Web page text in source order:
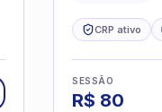
CRP ativo
SESSÃO
R$ 80